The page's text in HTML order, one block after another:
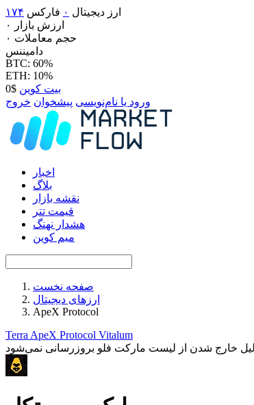
ارز دیجیتال ۰ فارکس ۱۷۴
ارزش بازار
۰
حجم معاملات ۰
دامیننس
BTC: 60%
ETH: 10%
بیت کوین $0
ورود یا نام‌نویسی پیشخوان خروج
اخبار
بلاگ
نقشه بازار
قیمت تتر
هشدار نهنگ
میم کوین
صفحه نخست
ارزهای دیجیتال
ApeX Protocol
Terra ApeX Protocol Vitalum